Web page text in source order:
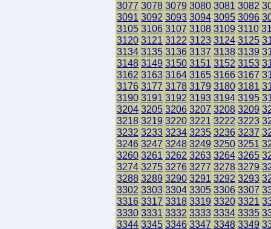
3077 3078 3079 3080 3081 3082
3091 3092 3093 3094 3095 3096
3105 3106 3107 3108 3109 3110
3120 3121 3122 3123 3124 3125
3134 3135 3136 3137 3138 3139
3148 3149 3150 3151 3152 3153
3162 3163 3164 3165 3166 3167
3176 3177 3178 3179 3180 3181
3190 3191 3192 3193 3194 3195
3204 3205 3206 3207 3208 3209
3218 3219 3220 3221 3222 3223
3232 3233 3234 3235 3236 3237
3246 3247 3248 3249 3250 3251
3260 3261 3262 3263 3264 3265
3274 3275 3276 3277 3278 3279
3288 3289 3290 3291 3292 3293
3302 3303 3304 3305 3306 3307
3316 3317 3318 3319 3320 3321
3330 3331 3332 3333 3334 3335
3344 3345 3346 3347 3348 3349